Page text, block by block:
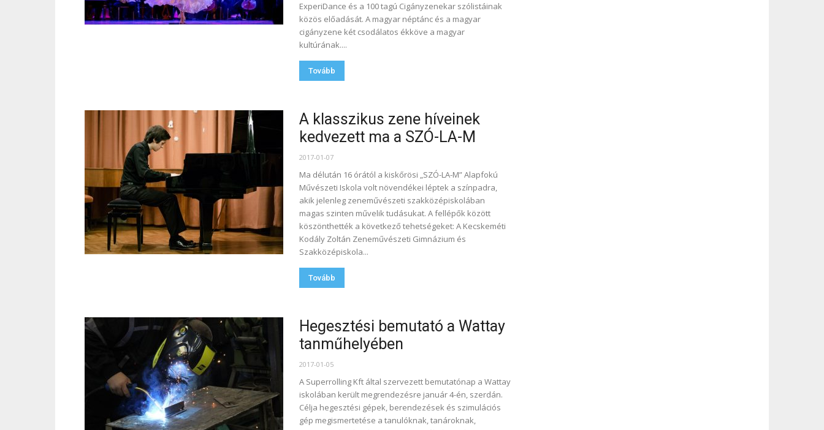
ExperiDance és a 100 tagú Cigányzenekar szólistáinak
közös előadását. A magyar néptánc és a magyar
cigányzene két csodálatos ékköve a magyar
kultúrának....
Tovább
A klasszikus zene híveinek
kedvezett ma a SZÓ-LA-M
2017-01-07
Ma délután 16 órától a kiskőrösi „SZÓ-LA-M” Alapfokú
Művészeti Iskola volt növendékei léptek a színpadra,
akik jelenleg zeneművészeti szakközépiskolában
magas szinten művelik tudásukat. A fellépők között
köszönthették a következő tehetségeket: A Kecskeméti
Kodály Zoltán Zeneművészeti Gimnázium és
Szakközépiskola...
Tovább
Hegesztési bemutató a Wattay
tanműhelyében
2017-01-05
A Superrolling Kft által szervezett bemutatónap a Wattay
iskolában került megrendezésre január 4-én, szerdán.
Célja hegesztési gépek, berendezések és szimulációs
gép megismertetése a tanulóknak, tanároknak,